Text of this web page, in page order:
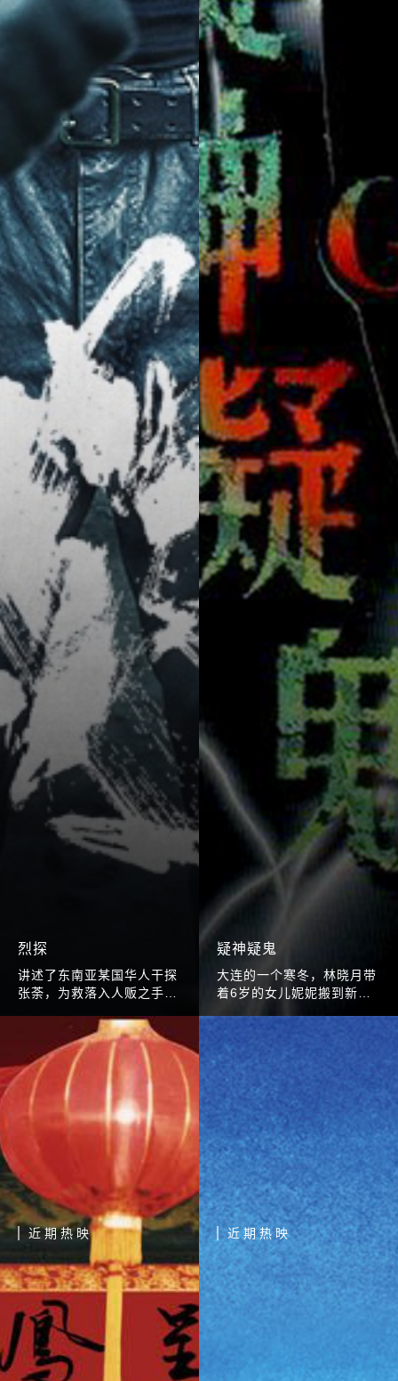
烈探
讲述了东南亚某国华人干探
张荼，为救落入人贩之手的
里之外的他国，和亦敌亦友
的钦貌苏一起捣毁一个庞大
的国际人贩集团的故事。
疑神疑鬼
大连的一个寒冬，林晓月带
着6岁的女儿妮妮搬到新
度过以后的生活。 然而新
居十分古怪，这里流传曾经
有一个母亲在这里把
近期热映 近期热映